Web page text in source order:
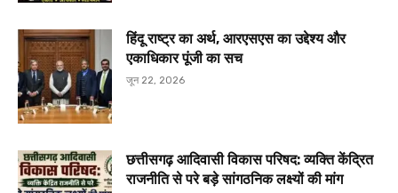
हिंदू राष्ट्र का अर्थ, आरएसएस का उद्देश्य और
एकाधिकार पूंजी का सच
जून 22, 2026
छत्तीसगढ़ आदिवासी विकास परिषद: व्यक्ति केंद्रित
राजनीति से परे बड़े सांगठनिक लक्ष्यों की मांग